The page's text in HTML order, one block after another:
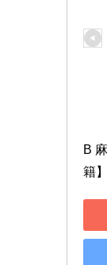
B
籍